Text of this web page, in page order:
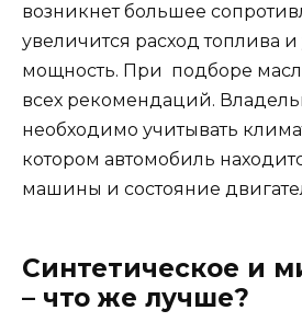
возникнет большее
увеличится расход топлива
мощность. При подборе
всех рекомендаций.
необходимо учитывать
котором автомобиль
машины и состояние
Синтетическое и
– что же лучше?